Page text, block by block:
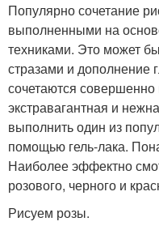
Популярно сочетание
выполненными на
техниками. Это может
стразами и дополнение
сочетаются
экстравагантная и
выполнить один из
помощью гель-лака.
Наиболее эффектно
розового, черного и
Рисуем розы.